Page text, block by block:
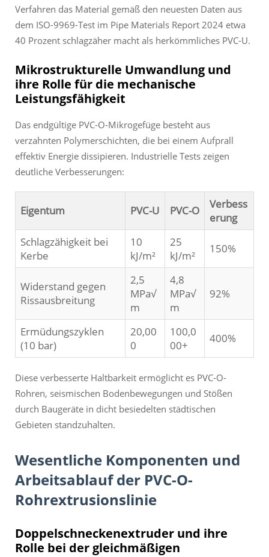
Verfahren das Material gemäß den neuesten Daten aus
dem ISO-9969-Test im Pipe Materials Report 2024 etwa
40 Prozent schlagzäher macht als herkömmliches PVC-U.
Mikrostrukturelle Umwandlung und
ihre Rolle für die mechanische
Leistungsfähigkeit
Das endgültige PVC-O-Mikrogefüge besteht aus
verzahnten Polymerschichten, die bei einem Aufprall
effektiv Energie dissipieren. Industrielle Tests zeigen
deutliche Verbesserungen:
Eigentum PVC-U PVC-O
Verbess
erung
Schlagzähigkeit bei
Kerbe
10
kJ/m²
25
kJ/m²
150%
Widerstand gegen
Rissausbreitung
2,5
MPa√
m
4,8
MPa√
m
92%
Ermüdungszyklen
(10 bar)
20,00
0
100,0
00+
400%
Diese verbesserte Haltbarkeit ermöglicht es PVC-O-
Rohren, seismischen Bodenbewegungen und Stößen
durch Baugeräte in dicht besiedelten städtischen
Gebieten standzuhalten.
Wesentliche Komponenten und
Arbeitsablauf der PVC-O-
Rohrextrusionslinie
Doppelschneckenextruder und ihre
Rolle bei der gleichmäßigen